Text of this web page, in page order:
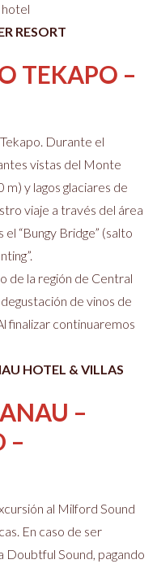
hotel
RESORT
TEKAPO –
Durante el
vistas del Monte
y lagos glaciares de
viaje a través del área
“Bungy Bridge” (salto
de la región de Central
de vinos de
finalizar continuaremos
HOTEL & VILLAS
–
–
al Milford Sound
En caso de ser
Doubtful Sound, pagando